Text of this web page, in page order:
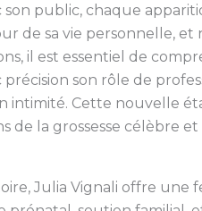
son public, chaque
de sa vie personnelle,
il est essentiel de
son rôle de
intimité. Cette nouvelle
de la grossesse célèbre
Julia Vignali offre une